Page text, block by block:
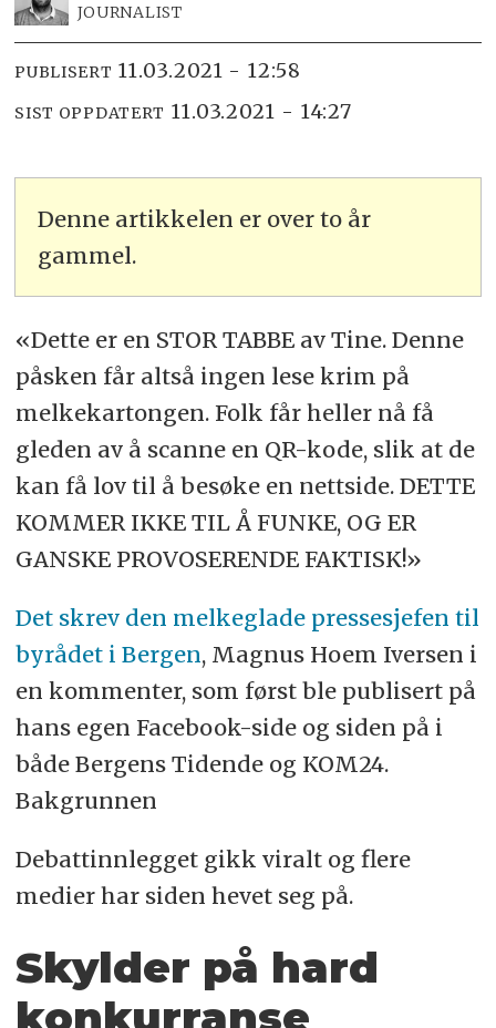
JOURNALIST
PUBLISERT 11.03.2021 - 12:58
SIST OPPDATERT 11.03.2021 - 14:27
Denne artikkelen er over to år
gammel.
«Dette er en STOR TABBE av Tine. Denne
påsken får altså ingen lese krim på
melkekartongen. Folk får heller nå få
gleden av å scanne en QR-kode, slik at de
kan få lov til å besøke en nettside. DETTE
KOMMER IKKE TIL Å FUNKE, OG ER
GANSKE PROVOSERENDE FAKTISK!»
Det skrev den melkeglade pressesjefen til
byrådet i Bergen, Magnus Hoem Iversen i
en kommenter, som først ble publisert på
hans egen Facebook-side og siden på i
både Bergens Tidende og KOM24.
Bakgrunnen
Debattinnlegget gikk viralt og flere
medier har siden hevet seg på.
Skylder på hard
konkurranse